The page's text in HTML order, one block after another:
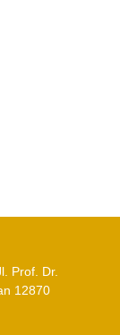
Prof. Dr.
12870